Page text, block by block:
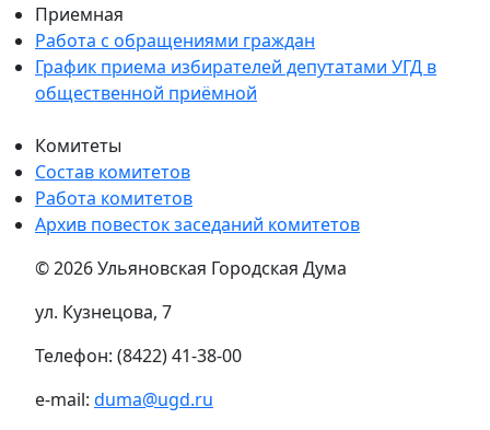
Приемная
Работа с обращениями граждан
График приема избирателей депутатами УГД в
общественной приёмной
Комитеты
Состав комитетов
Работа комитетов
Архив повесток заседаний комитетов
© 2026 Ульяновская Городская Дума
ул. Кузнецова, 7
Телефон: (8422) 41-38-00
e-mail: duma@ugd.ru